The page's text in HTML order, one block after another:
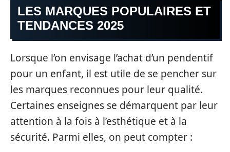
LES MARQUES POPULAIRES ET
TENDANCES 2025
Lorsque l’on envisage l’achat d’un pendentif
pour un enfant, il est utile de se pencher sur
les marques reconnues pour leur qualité.
Certaines enseignes se démarquent par leur
attention à la fois à l’esthétique et à la
sécurité. Parmi elles, on peut compter :